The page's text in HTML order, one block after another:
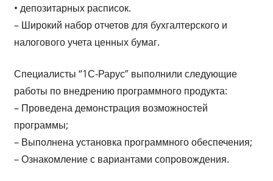
• депозитарных расписок.
– Широкий набор отчетов для бухгалтерского и
налогового учета ценных бумаг.
Специалисты “1С-Рарус” выполнили следующие
работы по внедрению программного продукта:
– Проведена демонстрация возможностей
программы;
– Выполнена установка программного обеспечения;
– Ознакомление с вариантами сопровождения.